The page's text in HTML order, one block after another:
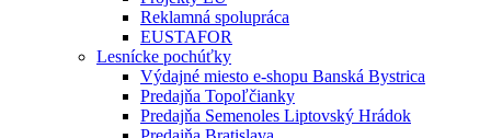
Reklamná spolupráca
EUSTAFOR
Lesnícke pochúťky
Výdajné miesto e-shopu Banská Bystrica
Predajňa Topoľčianky
Predajňa Semenoles Liptovský Hrádok